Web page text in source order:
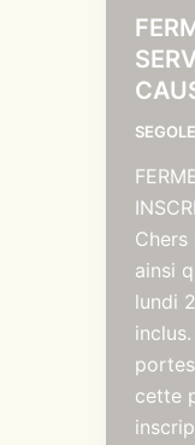
ainsi
lundi
cette